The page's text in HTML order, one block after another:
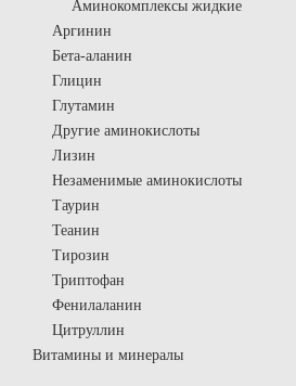
Аминокомплексы жидкие
Аргинин
Бета-аланин
Глицин
Глутамин
Другие аминокислоты
Лизин
Незаменимые аминокислоты
Таурин
Теанин
Тирозин
Триптофан
Фенилаланин
Цитруллин
Витамины и минералы